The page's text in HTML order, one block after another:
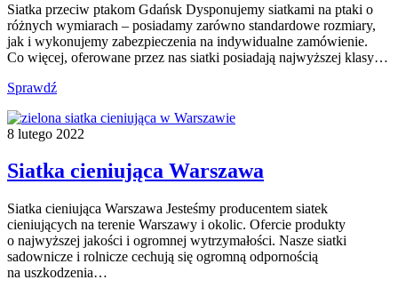
Siatka przeciw ptakom Gdańsk Dysponujemy siatkami na ptaki o
różnych wymiarach – posiadamy zarówno standardowe rozmiary,
jak i wykonujemy zabezpieczenia na indywidualne zamówienie.
Co więcej, oferowane przez nas siatki posiadają najwyższej klasy…
Sprawdź
8 lutego 2022
Siatka cieniująca Warszawa
Siatka cieniująca Warszawa Jesteśmy producentem siatek
cieniujących na terenie Warszawy i okolic. Ofercie produkty
o najwyższej jakości i ogromnej wytrzymałości. Nasze siatki
sadownicze i rolnicze cechują się ogromną odpornością
na uszkodzenia…